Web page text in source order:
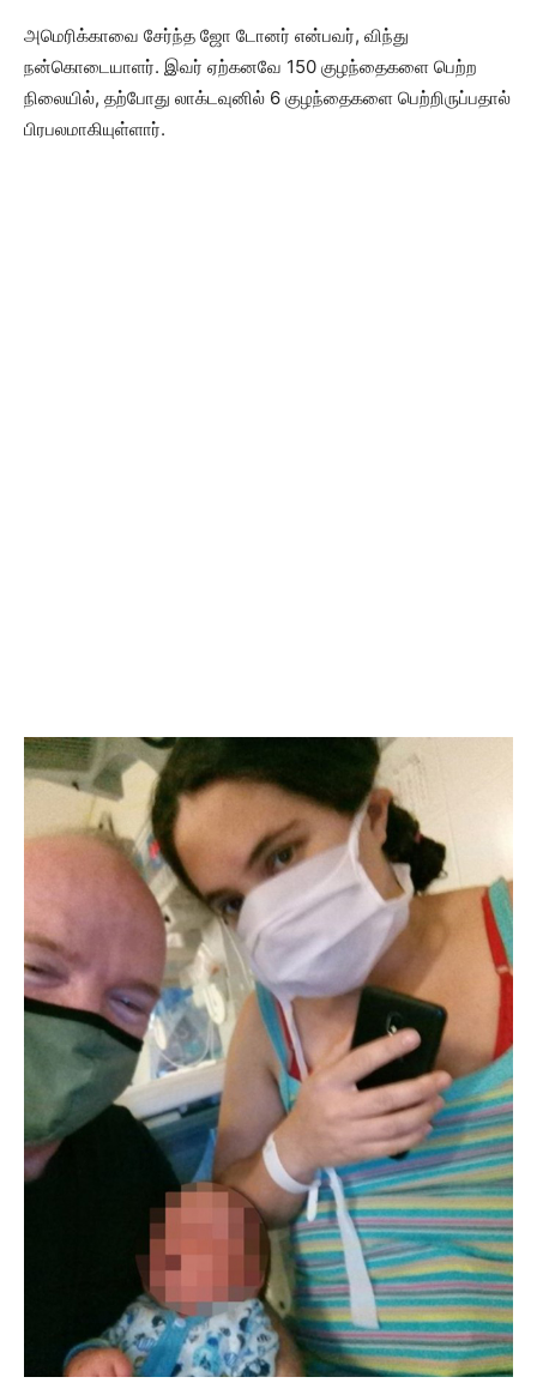
அமெரிக்காவை சேர்ந்த ஜோ டோனர் என்பவர், விந்து
நன்கொடையாளர். இவர் ஏற்கனவே 150 குழந்தைகளை பெற்ற
நிலையில், தற்போது லாக்டவுனில் 6 குழந்தைகளை பெற்றிருப்பதால்
பிரபலமாகியுள்ளார்.